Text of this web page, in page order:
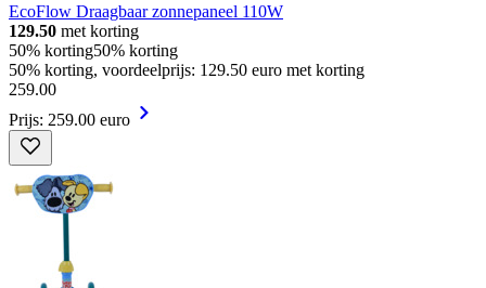
EcoFlow Draagbaar zonnepaneel 110W
129.50 met korting
50% korting50% korting
50% korting, voordeelprijs: 129.50 euro met korting
259.00
Prijs: 259.00 euro